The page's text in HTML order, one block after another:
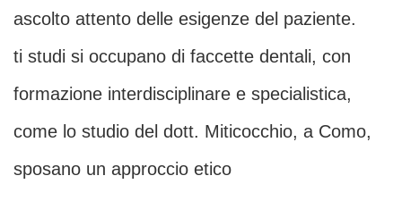
ascolto attento delle esigenze del paziente.
ti studi si occupano di faccette dentali, con
formazione interdisciplinare e specialistica,
come lo studio del dott. Miticocchio, a Como,
sposano un approccio etico